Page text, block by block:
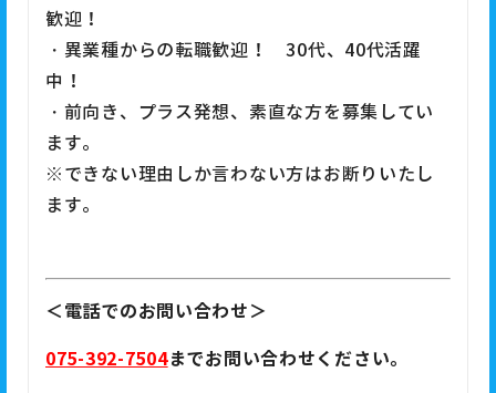
歓迎！
・異業種からの転職歓迎！ 30代、40代活躍
中！
・前向き、プラス発想、素直な方を募集してい
ます。
※できない理由しか言わない方はお断りいたし
ます。
＜電話でのお問い合わせ＞
075-392-7504までお問い合わせください。